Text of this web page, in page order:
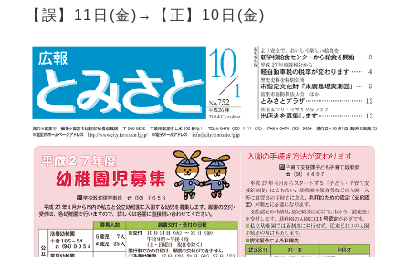
【誤】11日(金)→【正】10日(金)